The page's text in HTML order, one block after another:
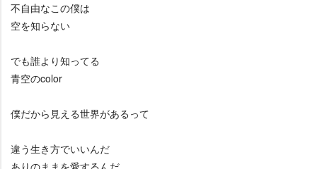
不自由なこの僕は
空を知らない
でも誰より知ってる
青空のcolor
僕だから見える世界があるって
違う生き方でいいんだ
ありのままを愛するんだ